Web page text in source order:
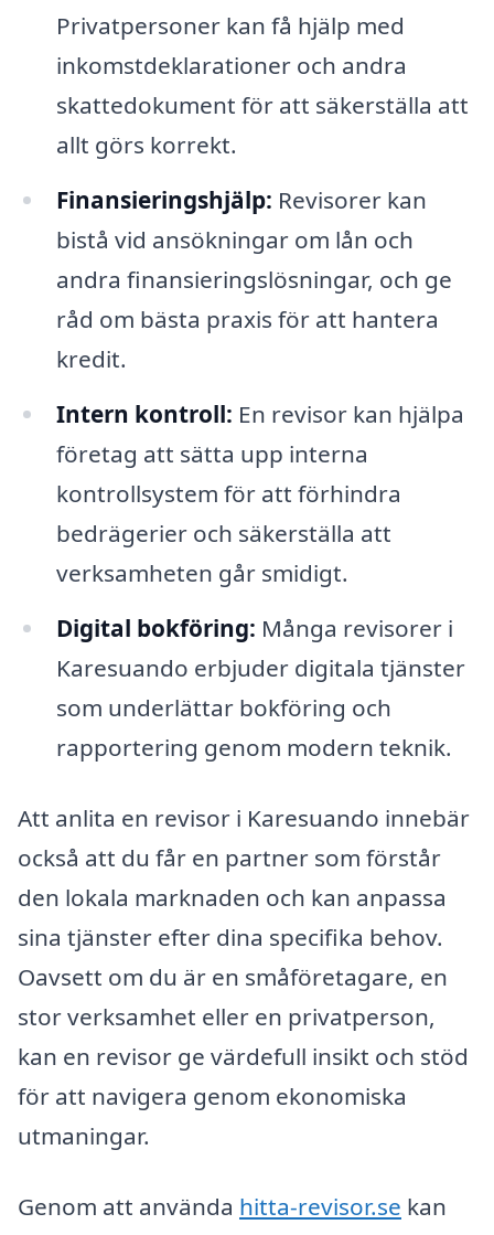
Privatpersoner kan få hjälp med
inkomstdeklarationer och andra
skattedokument för att säkerställa att
allt görs korrekt.
Finansieringshjälp: Revisorer kan
bistå vid ansökningar om lån och
andra finansieringslösningar, och ge
råd om bästa praxis för att hantera
kredit.
Intern kontroll: En revisor kan hjälpa
företag att sätta upp interna
kontrollsystem för att förhindra
bedrägerier och säkerställa att
verksamheten går smidigt.
Digital bokföring: Många revisorer i
Karesuando erbjuder digitala tjänster
som underlättar bokföring och
rapportering genom modern teknik.
Att anlita en revisor i Karesuando innebär
också att du får en partner som förstår
den lokala marknaden och kan anpassa
sina tjänster efter dina specifika behov.
Oavsett om du är en småföretagare, en
stor verksamhet eller en privatperson,
kan en revisor ge värdefull insikt och stöd
för att navigera genom ekonomiska
utmaningar.
Genom att använda hitta-revisor.se kan